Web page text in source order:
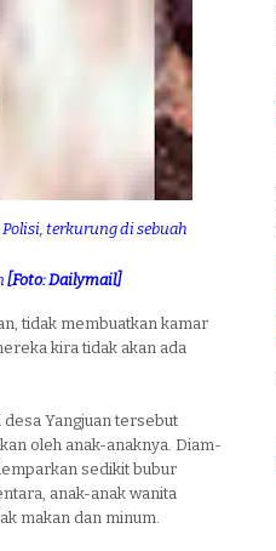
terkurung di sebuah
[Foto: Dailymail]
tidak membuatkan kamar
kira tidak akan ada
Yangjuan tersebut
oleh anak-anaknya. Diam-
sedikit bubur
anak-anak wanita
makan dan minum.